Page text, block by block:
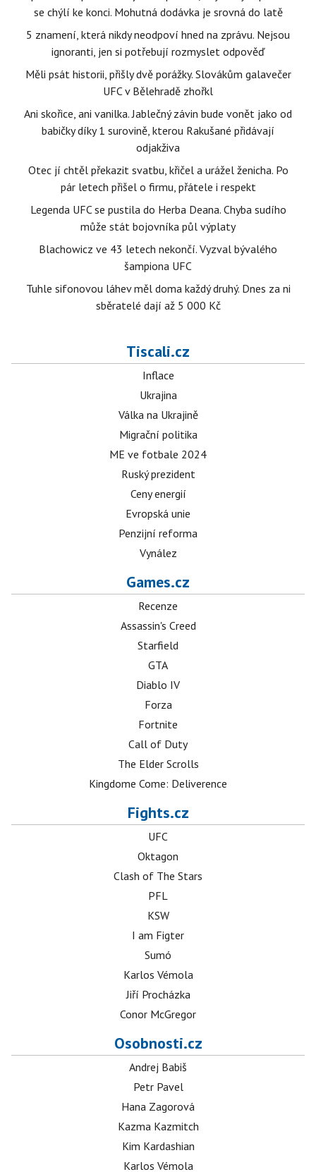
se chýlí ke konci. Mohutná dodávka je srovná do latě
5 znamení, která nikdy neodpoví hned na zprávu. Nejsou
ignoranti, jen si potřebují rozmyslet odpověď
Měli psát historii, přišly dvě porážky. Slovákům galavečer
UFC v Bělehradě zhořkl
Ani skořice, ani vanilka. Jablečný závin bude vonět jako od
babičky díky 1 surovině, kterou Rakušané přidávají
odjakživa
Otec jí chtěl překazit svatbu, křičel a urážel ženicha. Po
pár letech přišel o firmu, přátele i respekt
Legenda UFC se pustila do Herba Deana. Chyba sudího
může stát bojovníka půl výplaty
Blachowicz ve 43 letech nekončí. Vyzval bývalého
šampiona UFC
Tuhle sifonovou láhev měl doma každý druhý. Dnes za ni
sběratelé dají až 5 000 Kč
Tiscali.cz
Inflace
Ukrajina
Válka na Ukrajině
Migrační politika
ME ve fotbale 2024
Ruský prezident
Ceny energií
Evropská unie
Penzijní reforma
Vynález
Games.cz
Recenze
Assassin's Creed
Starfield
GTA
Diablo IV
Forza
Fortnite
Call of Duty
The Elder Scrolls
Kingdome Come: Deliverence
Fights.cz
UFC
Oktagon
Clash of The Stars
PFL
KSW
I am Figter
Sumó
Karlos Vémola
Jiří Procházka
Conor McGregor
Osobnosti.cz
Andrej Babiš
Petr Pavel
Hana Zagorová
Kazma Kazmitch
Kim Kardashian
Karlos Vémola